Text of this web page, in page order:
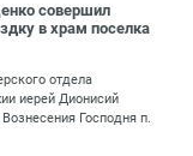
совершил
в храм поселка
отдела
иерей Дионисий
Господня п.